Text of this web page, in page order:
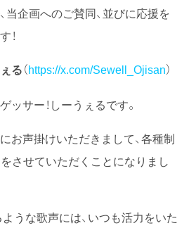
当企画へのご賛同、並びに応援を
！
る（https://x.com/Sewell_Ojisan）
ッサー！しーうぇるです。
お声掛けいただきまして、各種制
させていただくことになりまし
うな歌声には、いつも活力をいた